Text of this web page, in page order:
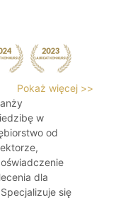
Pokaż więcej >>
w
od
dla
się